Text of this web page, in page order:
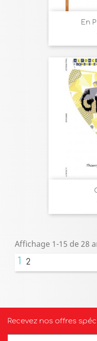
En
Affichage 1-15 de 28
1 2
Recevez nos offres